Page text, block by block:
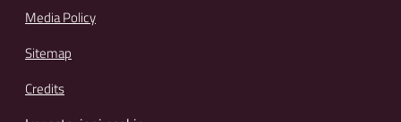
Media Policy
Sitemap
Credits